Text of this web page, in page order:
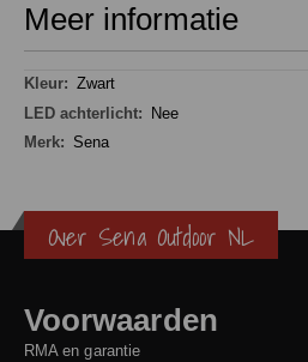
Meer informatie
Meer
informatie
Zwart
Nee
Sena
Over Sena Outdoor NL
Voorwaarden
RMA en garantie